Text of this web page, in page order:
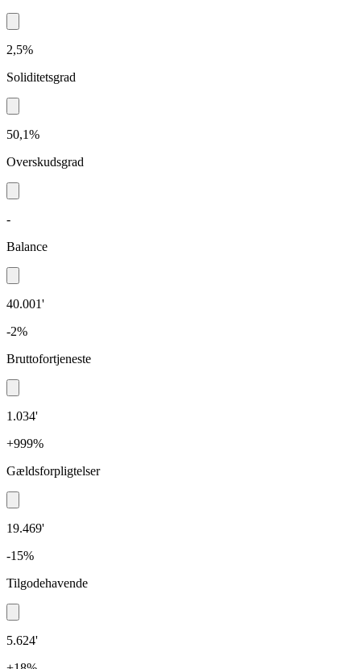
2,5%
Soliditetsgrad
50,1%
Overskudsgrad
-
Balance
40.001'
-2%
Bruttofortjeneste
1.034'
+999%
Gældsforpligtelser
19.469'
-15%
Tilgodehavende
5.624'